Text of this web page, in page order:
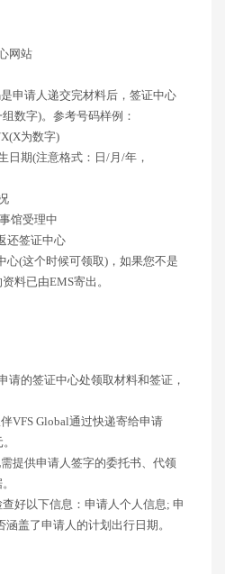
网站
申请人递交完材料后，签证中心
数字)。参考号码样例：
为数字)
日期(注意格式：日/月/年，
馆受理中
还签证中心
心(这个时候可领取)，如果您不是
料已由EMS寄出。
请的签证中心处领取材料和签证，
VFS Global通过快递寄给申请
提供申请人签字的委托书、代领
好以下信息：申请人个人信息; 申
盖了申请人的计划出行日期。